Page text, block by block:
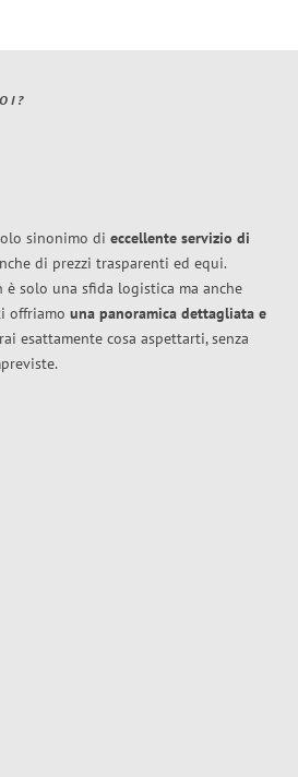
sinonimo di eccellente servizio di
di prezzi trasparenti ed equi.
è solo una sfida logistica ma anche
offriamo una panoramica dettagliata e
esattamente cosa aspettarti, senza